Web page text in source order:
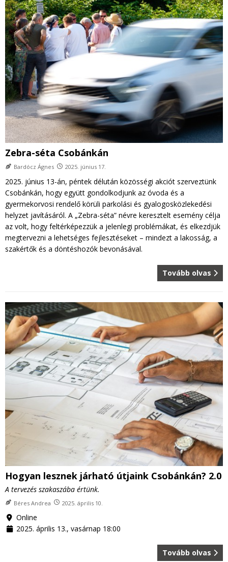
Zebra-séta Csobánkán
Bardócz Ágnes 2025. június 17.
2025. június 13-án, péntek délután közösségi akciót szerveztünk
Csobánkán, hogy együtt gondolkodjunk az óvoda és a
gyermekorvosi rendelő körüli parkolási és gyalogosközlekedési
helyzet javításáról. A „Zebra-séta” névre keresztelt esemény célja
az volt, hogy feltérképezzük a jelenlegi problémákat, és elkezdjük
megtervezni a lehetséges fejlesztéseket – mindezt a lakosság, a
szakértők és a döntéshozók bevonásával.
Tovább olvas
Hogyan lesznek járható útjaink Csobánkán? 2.0
A tervezés szakaszába értünk.
Béres Andrea 2025. április 10.
Online
2025. április 13., vasárnap 18:00
Tovább olvas